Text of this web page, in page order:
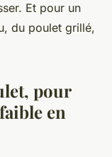
Et pour un
du poulet grillé,
pour
en